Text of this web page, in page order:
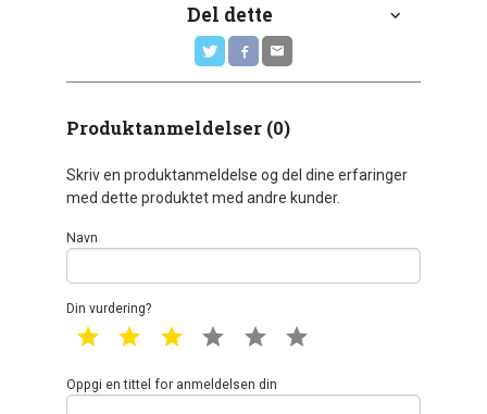
Del dette
Produktanmeldelser (0)
Skriv en produktanmeldelse og del dine erfaringer
med dette produktet med andre kunder.
Navn
Din vurdering?
1 star 2 star 3 star 4 star 5 star
Oppgi en tittel for anmeldelsen din